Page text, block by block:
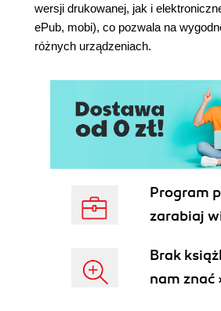
Rozdział 5. Pakowanie i
oraz zarządzanie pakietami
Wymagania certyfikacyjne dla
Phone (117)
Założenia funkcjonalne
(117)
Założenia dotyczące
Wymagania związane z
(119)
Przesyłanie aplikacji Windows
wersji drukowanej, jak i
ePub, mobi), co pozwala na
różnych urządzeniach.
Program
zarabiaj
Brak
nam znać